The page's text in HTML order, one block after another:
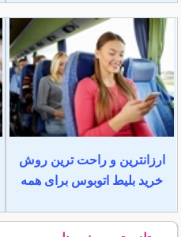
ارزانترین و راحت ترین روش
خرید بلیط اتوبوس برای همه